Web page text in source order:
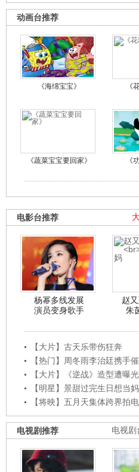
动画台推荐
《海绵宝宝》 《
《蔬菜宝宝要回家》 《
电影台推荐
杨幂多线发展
演员变身歌手
赵
朱
【大片】古天乐带伤狂奔
【热门】周冬雨李治廷携手
【大片】《逆战》造型遭曝光
【明星】景甜过完生日想当
【将映】五月天集体跨界拍
电视剧
电视剧推荐